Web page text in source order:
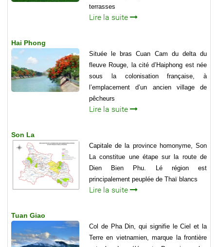
terrasses
Lire la suite
Hai Phong
Située le bras Cuan Cam du delta du
fleuve Rouge, la cité d’Haiphong est née
sous la colonisation française, à
l’emplacement d’un ancien village de
pêcheurs
Lire la suite
Son La
Capitale de la province homonyme, Son
La constitue une étape sur la route de
Dien Bien Phu. Lé région est
principalement peuplée de Thaï blancs
Lire la suite
Tuan Giao
Col de Pha Din, qui signifie le Ciel et la
Terre en vietnamien, marque la frontière